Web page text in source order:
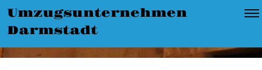
Umzugsunternehmen
Darmstadt